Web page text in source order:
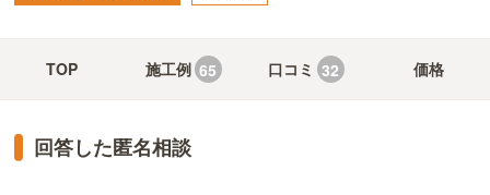
TOP 施工例 65 口コミ 32 価格
回答した匿名相談